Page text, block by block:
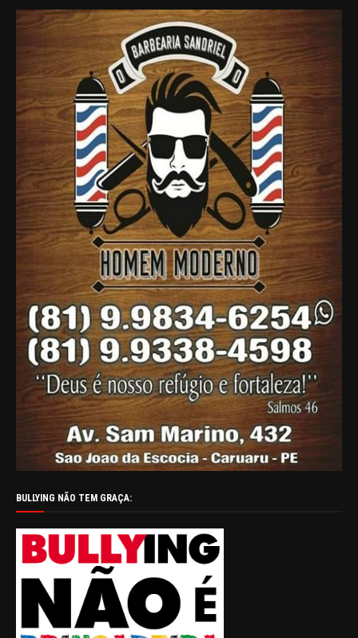
BULLYING NÃO TEM GRAÇA: